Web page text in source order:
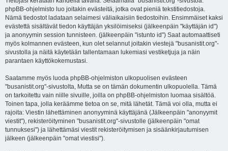
phpBB-ohjelmisto luo joitakin evästeitä, jotka ovat pieniä tekstitiedostoja.
Nämä tiedostot ladataan selaimesi väliaikaisiin tiedostoihin. Ensimmäiset kaksi
evästettä sisältävät tiedon käyttäjän yksilöimiseksi (jälkeenpäin "käyttäjän id")
ja anonyymin session tunnisteen. (jälkeenpäin "istunto id") Saat automaattiseti
myös kolmannen evästeen, kun olet selannut joitakin viestejä "busanistit.org"-
sivustolla ja näitä käytetään tallentamaan lukemiasi vestiketjuja ja näin
parantaen käyttökokemustasi.
Saatamme myös luoda phpBB-ohjelmiston ulkopuolisen evästeen
"busanistit.org"-sivustolta, Mutta se on tämän dokumentin ulkopuolella. Tämä
on tarkoitettu vain niille sivuille, joilla on phpBB-ohjelmiston luomaa sisältöä.
Toinen tapa, jolla keräämme tietoa on se, mitä lähetät. Tämä voi olla, mutta ei
rajoita: Viestin lähettäminen anonyyminä käyttäjänä (Jälkeenpäin "anonyymit
viestit"), rekisteröityminen "busanistit.org"-sivustolle (jälkeenpäin "omat
tunnuksesi") ja lähettämäsi viestit rekisteröitymisen ja sisäänkirjautumisen
jälkeen (jälkeenpäin "omat viestisi").